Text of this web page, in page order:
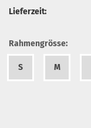
Lieferzeit:
Rahmengrösse:
S M